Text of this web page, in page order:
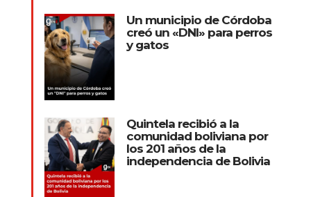
Un municipio de Córdoba
creó un «DNI» para perros
y gatos
Quintela recibió a la
comunidad boliviana por
los 201 años de la
independencia de Bolivia